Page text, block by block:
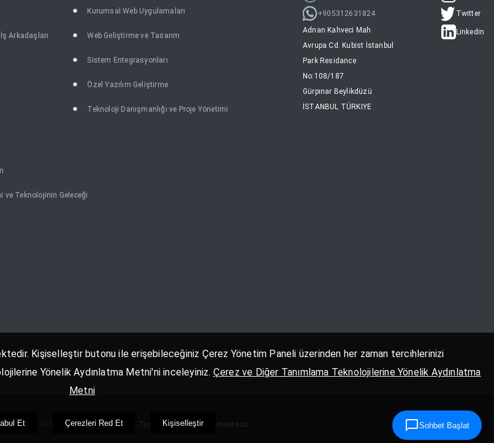
Arkadaşları
Kurumsal Web Uygulamaları
Web Geliştirme ve Tasarım
Sistem Entegrasyonları
Özel Yazılım Geliştirme
Teknoloji Danışmanlığı ve Proje Yönetimi
ve Teknolojinin Geleceği
+905312631824
Adnan Kahveci Mah
Avrupa Cd. Kubist İstanbul
Park Residance
No:108/187
Gürpınar Beylikdüzü
İSTANBUL TÜRKIYE
Twitter
Linkedin
Hakkı saklıdır. Pozitif E-Ticaret Yazılımı Kullanmaktadır
Kişiselleştir butonu ile erişebileceğiniz Çerez Yönetim Paneli üzerinden her zaman tercihlerinizi
Yönelik Aydınlatma Metni'ni inceleyiniz. Çerez ve Diğer Tanımlama Teknolojilerine Yönelik Aydınlatma
Metni
Et Çerezleri Red Et Kişiselleştir Sohbet Başlat